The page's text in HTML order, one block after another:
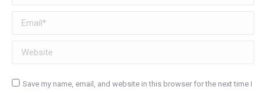
Email *
Website
Save my name, email, and website in this browser for the next time I